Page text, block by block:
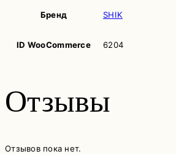
Бренд SHIK
ID WooCommerce 6204
Отзывы
Отзывов пока нет.